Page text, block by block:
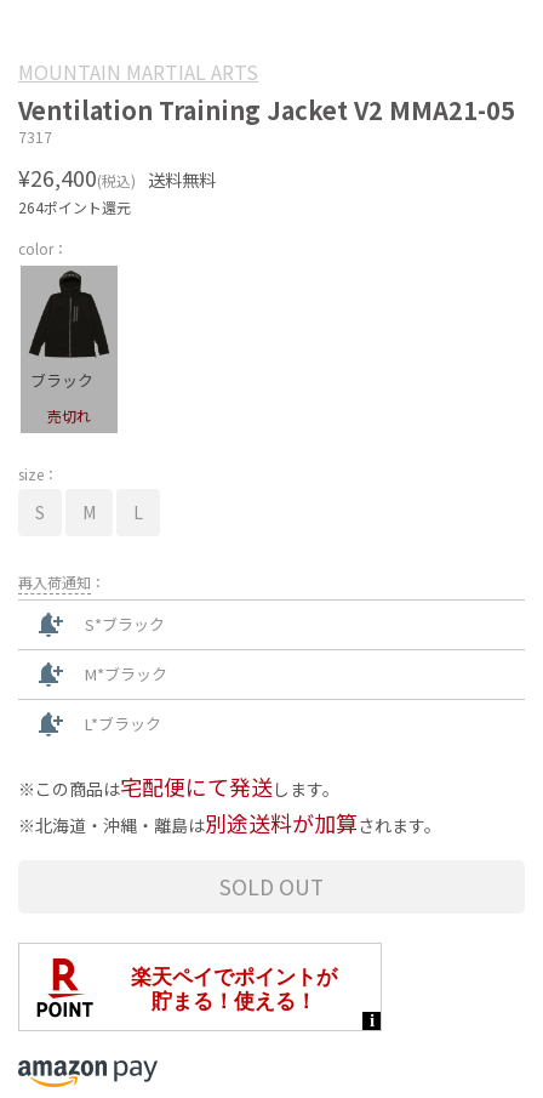
MOUNTAIN MARTIAL ARTS
Ventilation Training Jacket V2 MMA21-05
7317
¥26,400(税込) 送料無料
264ポイント還元
color：
ブラック
売切れ
size：
S M L
再入荷通知 ：
notification_add S*ブラック
notification_add M*ブラック
notification_add L*ブラック
この商品は宅配便にて発送します。
北海道・沖縄・離島は別途送料が加算されます。
SOLD OUT